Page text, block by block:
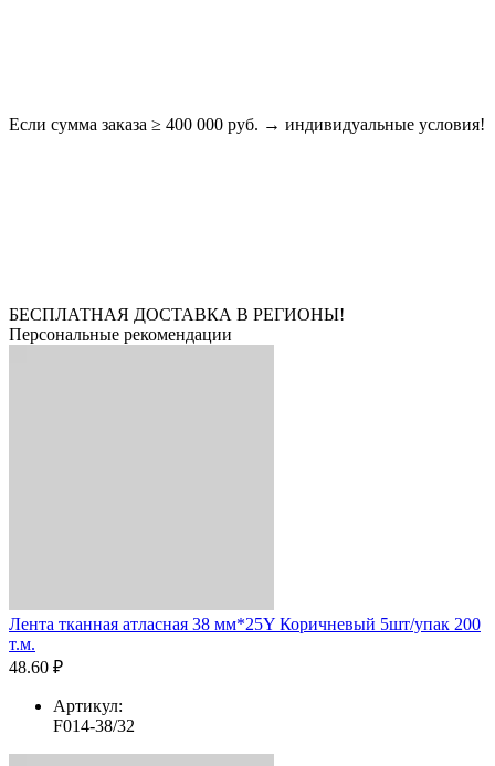
Если сумма заказа ≥ 400 000 руб. → индивидуальные условия!
БЕСПЛАТНАЯ ДОСТАВКА В РЕГИОНЫ!
Персональные рекомендации
Лента тканная атласная 38 мм*25Y Коричневый 5шт/упак 200
т.м.
48.60 ₽
Артикул:
F014-38/32